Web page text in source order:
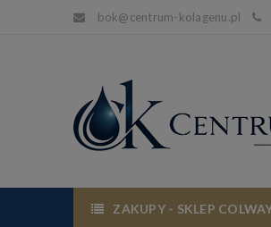
bok@centrum-kolagenu.pl
ZAKUPY - SKLEP